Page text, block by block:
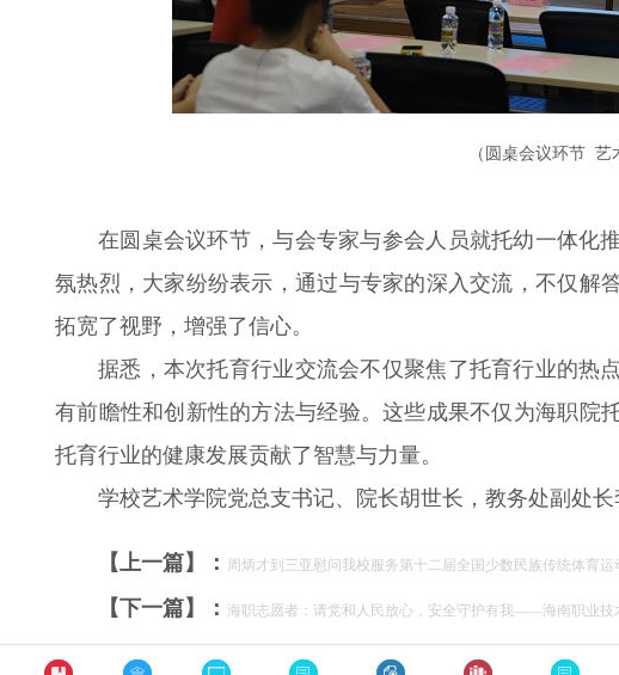
（圆桌会议环节 艺
在圆桌会议环节，与会专家与参会人员就托幼一体化
氛热烈，大家纷纷表示，通过与专家的深入交流，不仅解
拓宽了视野，增强了信心。
据悉，本次托育行业交流会不仅聚焦了托育行业的热
有前瞻性和创新性的方法与经验。这些成果不仅为海职院
托育行业的健康发展贡献了智慧与力量。
学校艺术学院党总支书记、院长胡世长，教务处副处长
【上一篇】： 周炳才到三亚慰问我校服务第十二届全国少数民族传统体育运
【下一篇】： 海职志愿者：请党和人民放心，安全守护有我——海南职业技